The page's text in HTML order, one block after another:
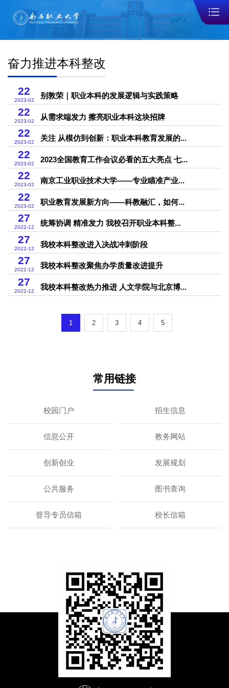
奋力推进本科整改
22
2023-02 别敦荣｜职业本科的发展逻辑与实践策略
22
2023-02 从需求端发力 擦亮职业本科这块招牌
22
2023-02 关注 从模仿到创新：职业本科教育发展的...
22
2023-02 2023全国教育工作会议必看的五大亮点 七...
22
2023-02 南京工业职业技术大学——专业瞄准产业...
22
2023-02 职业教育发展新方向——科教融汇，如何...
27
2022-12 统筹协调 精准发力 我校召开职业本科整...
27
2022-12 我校本科整改进入决战冲刺阶段
27
2022-12 我校本科整改聚焦办学质量改进提升
27
2022-12 我校本科整改热力推进 人文学院与北京博...
1 2 3 4 5
常用链接
校园门户 招生信息
信息公开 教务网站
创新创业 发展规划
公共服务 图书查询
督导专员信箱 校长信箱